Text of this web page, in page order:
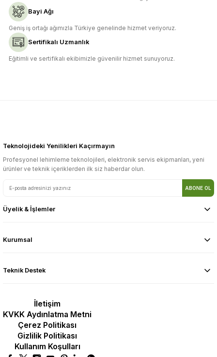
Bayi Ağı
Geniş iş ortağı ağımızla Türkiye genelinde hizmet veriyoruz.
Sertifikalı Uzmanlık
Eğitimli ve sertifikalı ekibimizle güvenilir hizmet sunuyoruz.
Teknolojideki Yenilikleri Kaçırmayın
Profesyonel lehimleme teknolojileri, elektronik servis ekipmanları, yeni
ürünler ve teknik içeriklerden ilk siz haberdar olun.
ABONE OL
Üyelik & İşlemler
Kurumsal
Teknik Destek
İletişim
KVKK Aydınlatma Metni
Çerez Politikası
Gizlilik Politikası
Kullanım Koşulları